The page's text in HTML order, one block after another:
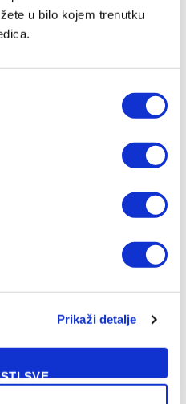
u bilo kojem trenutku
Prikaži detalje
SVE
pogodaka, sada potpisao